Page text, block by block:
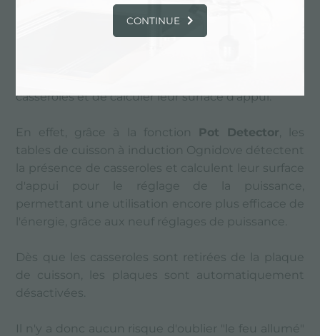
Toute la technologie pour une plus grande
casseroles et de calculer leur surface d’appui.
En effet, grâce à la fonction Pot Detector, les
tables de cuisson à induction Ognidove détectent
la présence de casseroles et calculent leur surface
d'appui pour le réglage de la puissance,
permettant une utilisation encore plus efficace de
l'énergie, grâce aux neuf réglages de puissance.
Dès que les casseroles sont retirées de la plaque
de cuisson, les plaques sont automatiquement
désactivées.
Il n'y a donc aucun risque d'oublier "le feu allumé"
CONTINUE